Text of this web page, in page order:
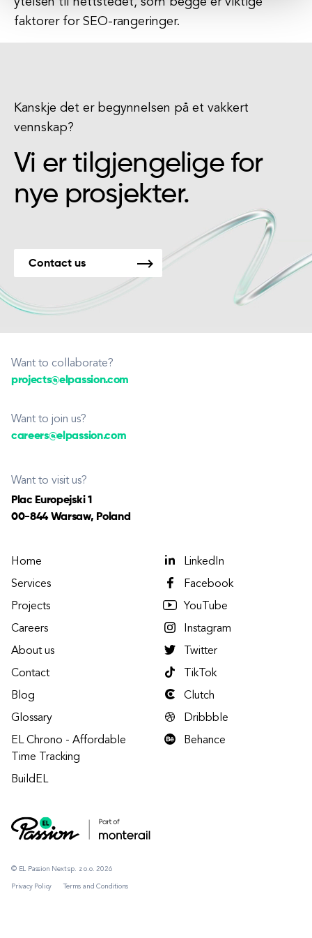
faktorer for SEO-rangeringer.
Kanskje det er begynnelsen på et vakkert
vennskap?
Vi er tilgjengelige for
nye prosjekter.
Contact us
Want to collaborate?
projects@elpassion.com
Want to join us?
careers@elpassion.com
Want to visit us?
Plac Europejski 1
00-844 Warsaw, Poland
© EL Passion Next sp. z o.o. 2026
Privacy Policy Terms and Conditions
Home
Services
Projects
Careers
About us
Contact
Blog
Glossary
EL Chrono - Affordable
Time Tracking
BuildEL
LinkedIn
Facebook
YouTube
Instagram
Twitter
TikTok
Clutch
Dribbble
Behance